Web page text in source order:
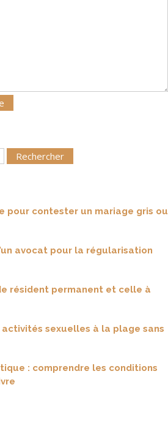
pour contester un mariage gris ou
avocat pour la régularisation
résident permanent et celle à
sexuelles à la plage sans
: comprendre les conditions